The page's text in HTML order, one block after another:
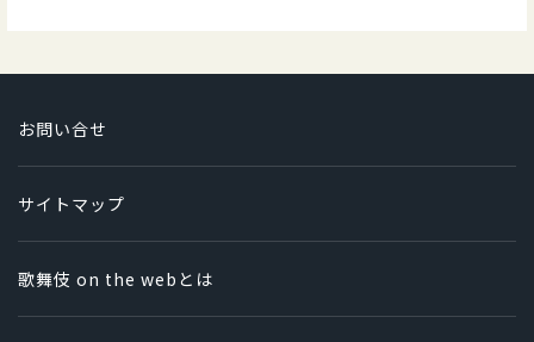
お問い合せ
サイトマップ
歌舞伎 on the webとは